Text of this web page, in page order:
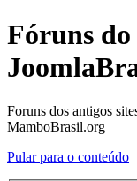
Fóruns
Foruns dos antigos
MamboBrasil.org
Pular para o conteúdo